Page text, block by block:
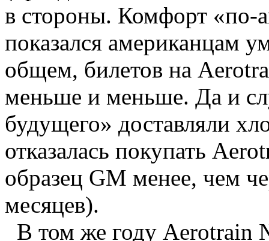
в стороны. Комфорт «по-
показался американцам
общем, билетов на
меньше и меньше. Да и
будущего» доставляли
отказалась покупать
образец GM менее, чем
месяцев).
В том же году Aerotrain